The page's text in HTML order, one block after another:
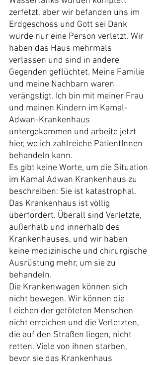
zerfetzt, aber wir befanden uns im
Erdgeschoss und Gott sei Dank
wurde nur eine Person verletzt. Wir
haben das Haus mehrmals
verlassen und sind in andere
Gegenden geflüchtet. Meine Familie
und meine Nachbarn waren
verängstigt. Ich bin mit meiner Frau
und meinen Kindern im Kamal-
Adwan-Krankenhaus
untergekommen und arbeite jetzt
hier, wo ich zahlreiche PatientInnen
behandeln kann.
Es gibt keine Worte, um die Situation
im Kamal Adwan Krankenhaus zu
beschreiben: Sie ist katastrophal.
Das Krankenhaus ist völlig
überfordert. Überall sind Verletzte,
außerhalb und innerhalb des
Krankenhauses, und wir haben
keine medizinische und chirurgische
Ausrüstung mehr, um sie zu
behandeln.
Die Krankenwagen können sich
nicht bewegen. Wir können die
Leichen der getöteten Menschen
nicht erreichen und die Verletzten,
die auf den Straßen liegen, nicht
retten. Viele von ihnen starben,
bevor sie das Krankenhaus